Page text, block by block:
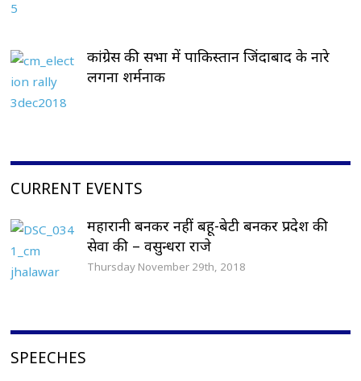
कांग्रेस की सभा में पाकिस्तान जिंदाबाद के नारे
लगना शर्मनाक
CURRENT EVENTS
महारानी बनकर नहीं बहू-बेटी बनकर प्रदेश की
सेवा की – वसुन्धरा राजे
Thursday November 29th, 2018
SPEECHES